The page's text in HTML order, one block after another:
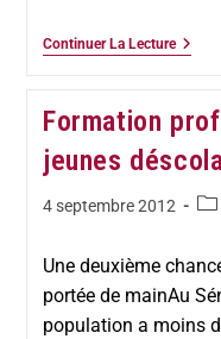
Continuer La Lecture
Formation
jeunes
4 septembre 2012
Une deuxième
portée de mainAu
population a moins